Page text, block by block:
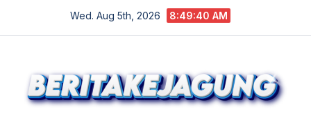
Wed. Aug 5th, 2026 8:49:40 AM